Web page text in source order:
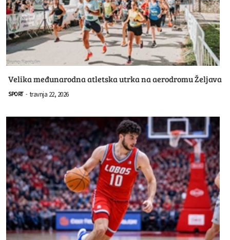
Velika međunarodna atletska utrka na aerodromu Željava
SPORT - travnja 22, 2026